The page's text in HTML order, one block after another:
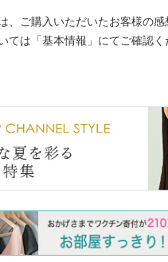
、ご購入いただいたお客様の
ては「基本情報」にてご確認く